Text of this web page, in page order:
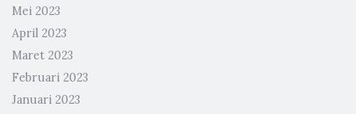
Mei 2023
April 2023
Maret 2023
Februari 2023
Januari 2023